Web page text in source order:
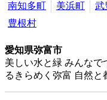
南知多町
美浜町 武
豊根村
愛知県弥富市
美しい水と緑 みんな
るきらめく弥富 自然と